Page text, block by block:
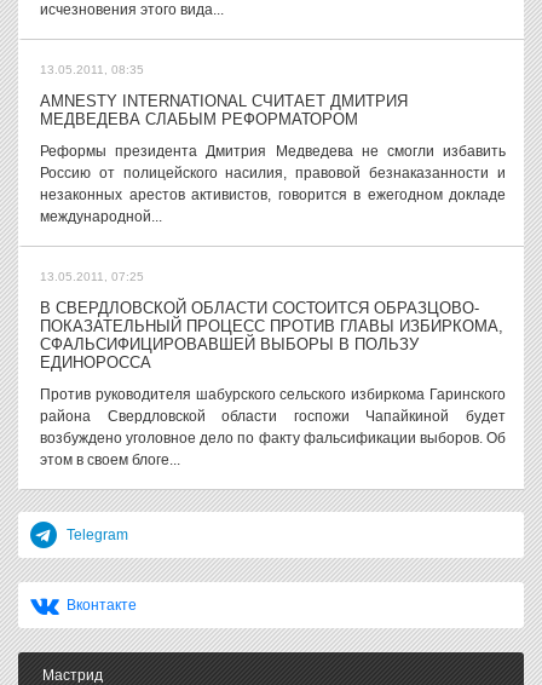
исчезновения этого вида...
13.05.2011, 08:35
AMNESTY INTERNATIONAL СЧИТАЕТ ДМИТРИЯ
МЕДВЕДЕВА СЛАБЫМ РЕФОРМАТОРОМ
Реформы президента Дмитрия Медведева не смогли избавить
Россию от полицейского насилия, правовой безнаказанности и
незаконных арестов активистов, говорится в ежегодном докладе
международной...
13.05.2011, 07:25
В СВЕРДЛОВСКОЙ ОБЛАСТИ СОСТОИТСЯ ОБРАЗЦОВО-
ПОКАЗАТЕЛЬНЫЙ ПРОЦЕСС ПРОТИВ ГЛАВЫ ИЗБИРКОМА,
СФАЛЬСИФИЦИРОВАВШЕЙ ВЫБОРЫ В ПОЛЬЗУ
ЕДИНОРОССА
Против руководителя шабурского сельского избиркома Гаринского
района Свердловской области госпожи Чапайкиной будет
возбуждено уголовное дело по факту фальсификации выборов. Об
этом в своем блоге...
Telegram
Вконтакте
Мастрид